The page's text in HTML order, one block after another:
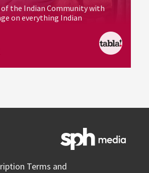
the Indian Community with
on everything Indian
Terms and